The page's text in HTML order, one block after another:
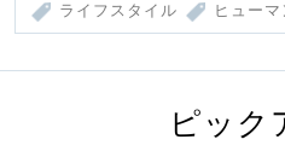
ライフスタイル ヒューマ
ピック